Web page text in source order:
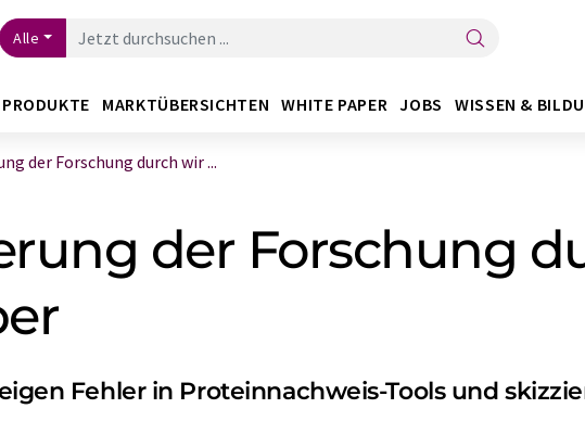
Alle
PRODUKTE MARKTÜBERSICHTEN WHITE PAPER JOBS WISSEN &
der Forschung durch wir ...
der Forschung
Fehler in Proteinnachweis-Tools und